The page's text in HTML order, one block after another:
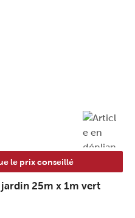
le prix conseillé
25m x 1m vert